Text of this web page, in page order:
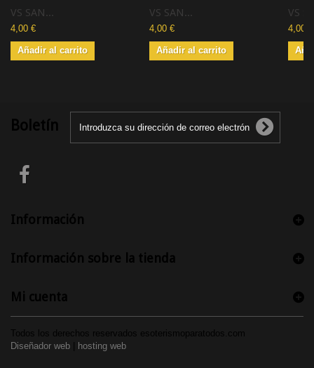
VS SAN...
4,00 €
Añadir al carrito
VS SAN...
4,00 €
Añadir al carrito
VS
4,00 €
Boletín
Información
Todos los derechos reservados esoterismoparatodos.com
Diseñador web
hosting web
Información sobre la tienda
Mi cuenta